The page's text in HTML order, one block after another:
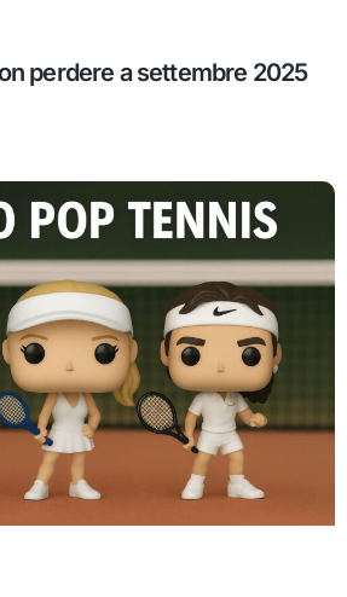
perdere a settembre 2025